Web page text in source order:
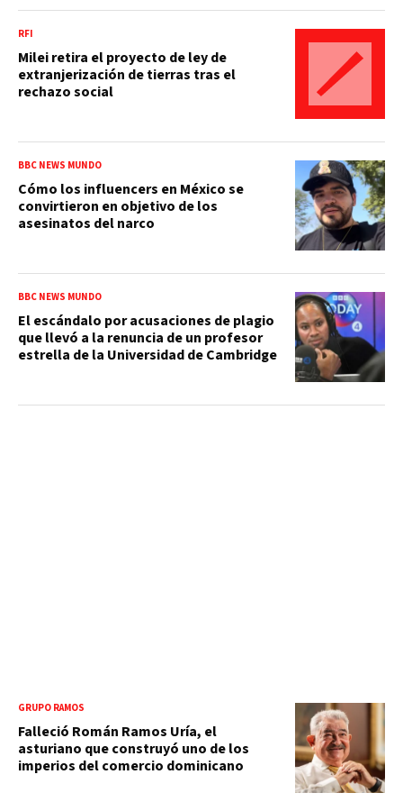
RFI
Milei retira el proyecto de ley de
extranjerización de tierras tras el
rechazo social
BBC NEWS MUNDO
Cómo los influencers en México se
convirtieron en objetivo de los
asesinatos del narco
BBC NEWS MUNDO
El escándalo por acusaciones de plagio
que llevó a la renuncia de un profesor
estrella de la Universidad de Cambridge
GRUPO RAMOS
Falleció Román Ramos Uría, el
asturiano que construyó uno de los
imperios del comercio dominicano